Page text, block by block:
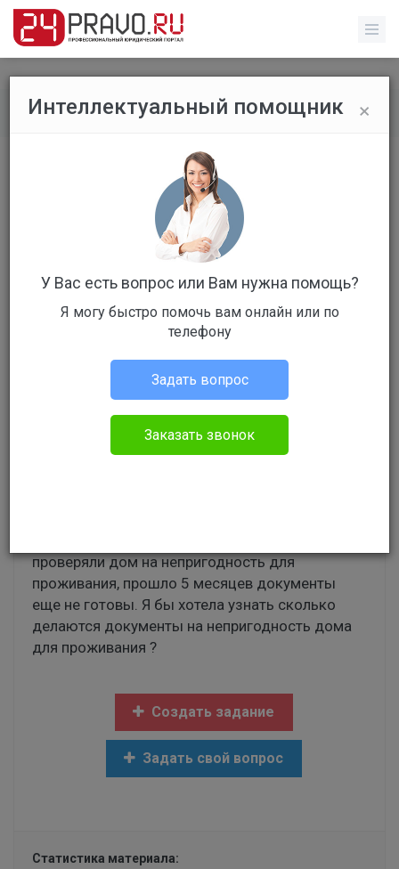
Все вопросы / Гражданское право
сколько делаются документы на
непригодность дома для
Бесплатный
Вопрос уже решен
Ответов: 1
Гражданское право
проверяли дом на непригодность для
проживания, прошло 5 месяцев документы
еще не готовы. Я бы хотела узнать сколько
делаются документы на непригодность дома
для проживания ?
Создать задание
Задать свой вопрос
Статистика материала:
×
Интеллектуальный помощник
У Вас есть вопрос или Вам нужна помощь?
Я могу быстро помочь вам онлайн или по
телефону
Задать вопрос
Заказать звонок